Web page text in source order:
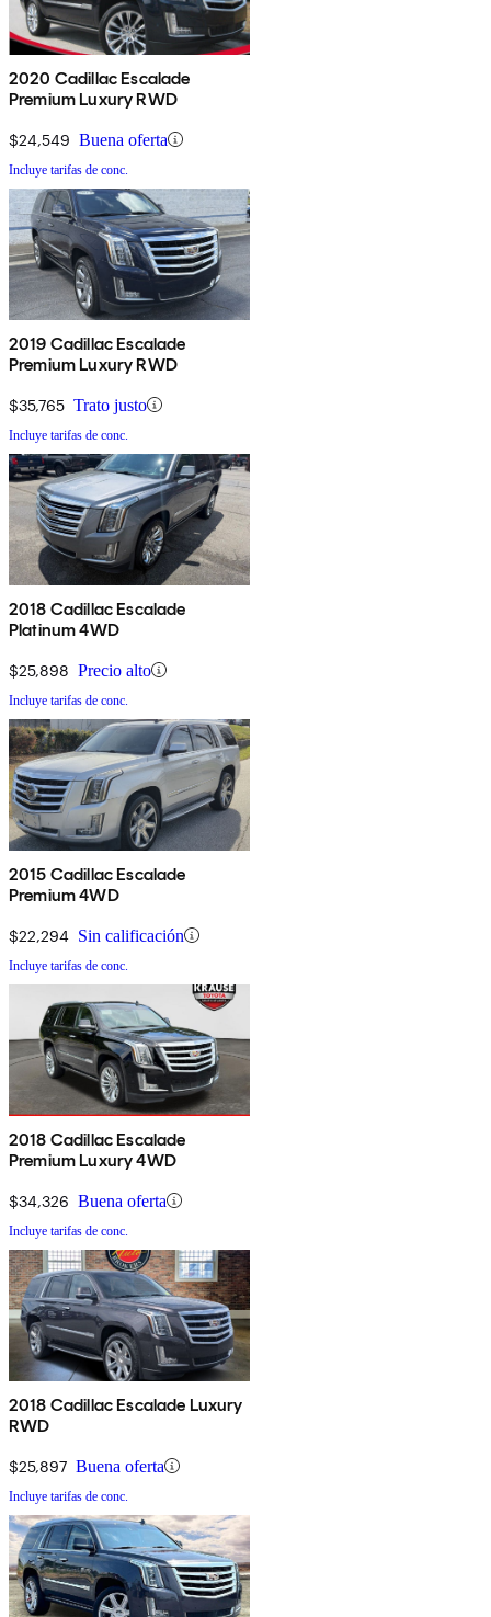
2020 Cadillac Escalade
Premium Luxury RWD
$24,549 Buena oferta
Incluye tarifas de conc.
2019 Cadillac Escalade
Premium Luxury RWD
$35,765 Trato justo
Incluye tarifas de conc.
2018 Cadillac Escalade
Platinum 4WD
$25,898 Precio alto
Incluye tarifas de conc.
2015 Cadillac Escalade
Premium 4WD
$22,294 Sin calificación
Incluye tarifas de conc.
2018 Cadillac Escalade
Premium Luxury 4WD
$34,326 Buena oferta
Incluye tarifas de conc.
2018 Cadillac Escalade Luxury
RWD
$25,897 Buena oferta
Incluye tarifas de conc.